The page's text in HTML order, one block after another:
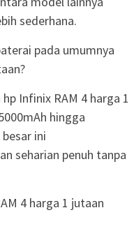
sederhana.
pada umumnya
Infinix RAM 4 harga 1
hingga
ini
seharian penuh tanpa
4 harga 1 jutaan